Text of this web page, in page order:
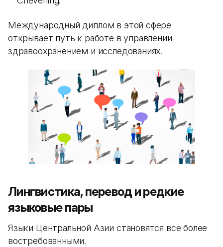
Международный диплом в этой сфере
открывает путь к работе в управлении
здравоохранением и исследованиях.
Лингвистика, перевод и редкие
языковые пары
Языки Центральной Азии становятся все более
востребованными.